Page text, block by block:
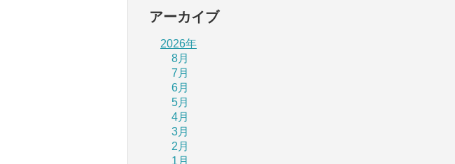
アーカイブ
2026年
8月
7月
6月
5月
4月
3月
2月
1月